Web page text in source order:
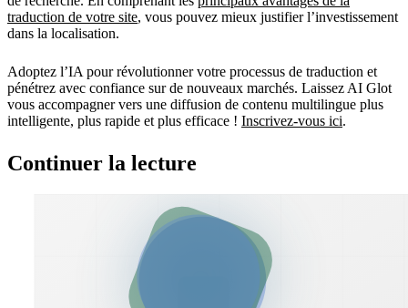
traduction de votre site, vous pouvez mieux justifier l’investissement
dans la localisation.
Adoptez l’IA pour révolutionner votre processus de traduction et
pénétrez avec confiance sur de nouveaux marchés. Laissez AI Glot
vous accompagner vers une diffusion de contenu multilingue plus
intelligente, plus rapide et plus efficace ! Inscrivez-vous ici.
Continuer la lecture